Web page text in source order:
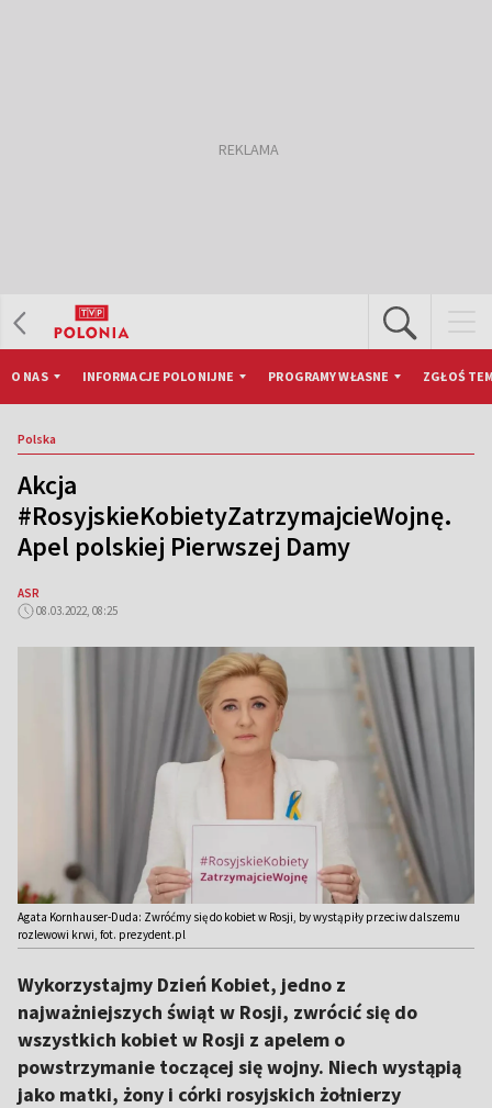
O NAS INFORMACJE POLONIJNE PROGRAMY WŁASNE ZGŁOŚ
Polska
Akcja
#RosyjskieKobietyZatrzymajcieWojnę.
Apel polskiej Pierwszej Damy
ASR
08.03.2022, 08:25
Agata Kornhauser-Duda: Zwróćmy się do kobiet w Rosji, by wystąpiły przeciw dalszemu
rozlewowi krwi, fot. prezydent.pl
Wykorzystajmy Dzień Kobiet, jedno z
najważniejszych świąt w Rosji, zwrócić się do
wszystkich kobiet w Rosji z apelem o
powstrzymanie toczącej się wojny. Niech wystąpią
jako matki, żony i córki rosyjskich żołnierzy